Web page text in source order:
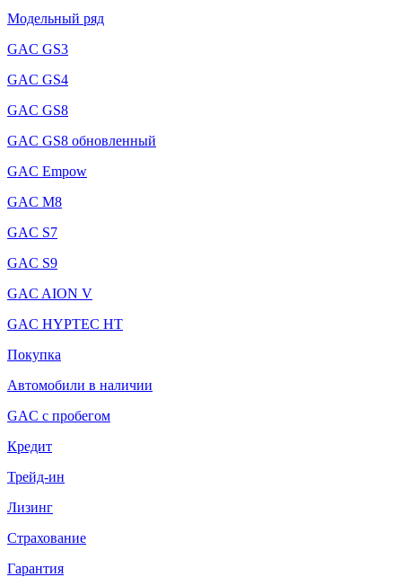
Модельный ряд
GAC GS3
GAC GS4
GAC GS8
GAC GS8 обновленный
GAC Empow
GAC M8
GAC S7
GAC S9
GAC AION V
GAC HYPTEC HT
Покупка
Автомобили в наличии
GAC с пробегом
Кредит
Трейд-ин
Лизинг
Страхование
Гарантия